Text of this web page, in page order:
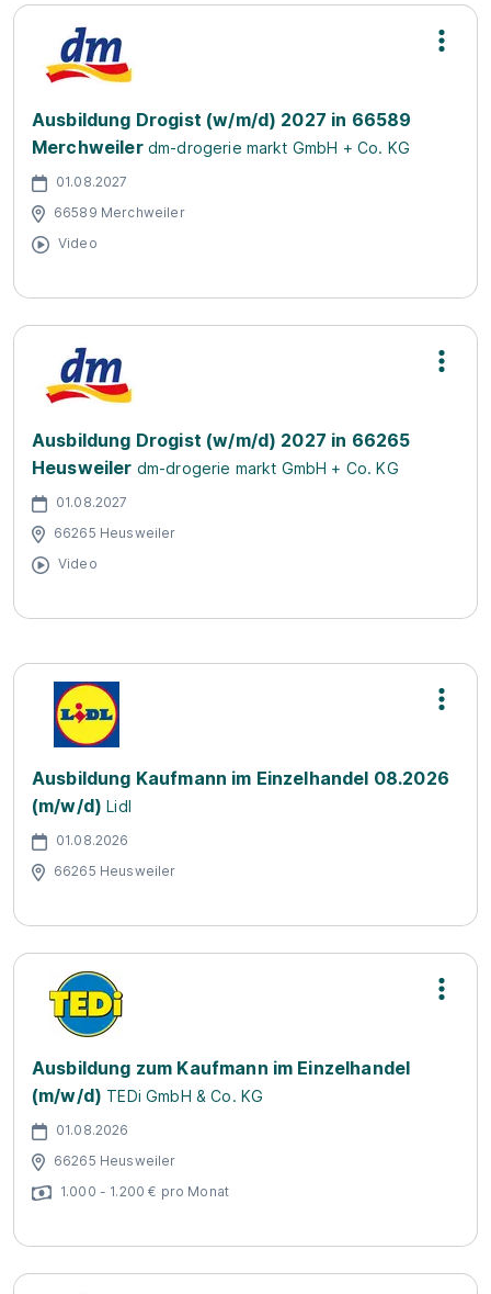
Ausbildung Drogist (w/m/d) 2027 in 66589
Merchweiler dm-drogerie markt GmbH + Co. KG
01.08.2027
66589 Merchweiler
Video
Ausbildung Drogist (w/m/d) 2027 in 66265
Heusweiler dm-drogerie markt GmbH + Co. KG
01.08.2027
66265 Heusweiler
Video
Ausbildung Kaufmann im Einzelhandel 08.2026
(m/w/d) Lidl
01.08.2026
66265 Heusweiler
Ausbildung zum Kaufmann im Einzelhandel
(m/w/d) TEDi GmbH & Co. KG
01.08.2026
66265 Heusweiler
1.000 - 1.200 € pro Monat